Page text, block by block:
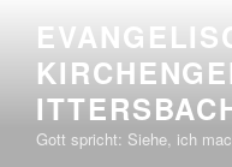
springen
Gott spricht: Siehe, ich